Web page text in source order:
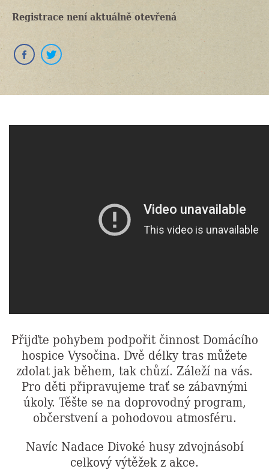
Registrace není aktuálně otevřená
Přijďte pohybem podpořit činnost Domácího
hospice Vysočina. Dvě délky tras můžete
zdolat jak během, tak chůzí. Záleží na vás.
Pro děti připravujeme trať se zábavnými
úkoly. Těšte se na doprovodný program,
občerstvení a pohodovou atmosféru.
Navíc Nadace Divoké husy zdvojnásobí
celkový výtěžek z akce.